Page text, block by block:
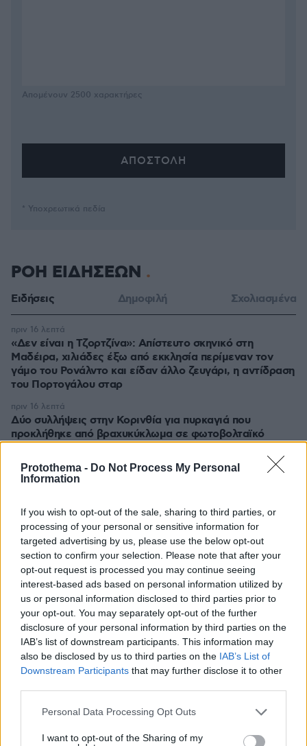
Protothema - Do Not Process My Personal
Information
If you wish to opt-out of the sale, sharing to third parties, or
processing of your personal or sensitive information for
targeted advertising by us, please use the below opt-out
section to confirm your selection. Please note that after your
opt-out request is processed you may continue seeing
interest-based ads based on personal information utilized by
us or personal information disclosed to third parties prior to
your opt-out. You may separately opt-out of the further
disclosure of your personal information by third parties on the
IAB’s list of downstream participants. This information may
also be disclosed by us to third parties on the IAB’s List of
Downstream Participants that may further disclose it to other
Please note that this website/app uses one or more Google
not limited to your visit or usage behaviour. You may click to
Personal Data Processing Opt Outs
I want to opt-out of the Sharing of my
Απομένουν 2500 χαρακτήρες
* Υποχρεωτικά πεδία
ΡΟΗ ΕΙΔΗΣΕΩΝ
Ειδήσεις Δημοφιλή Σχολιασμένα
«Δεν είναι η Τζορτζίνα»: Απίστευτο σκηνικό στη
Μαδέιρα, χιλιάδες έξω από εκκλησία περίμεναν τον
γάμο του Ρονάλντο και είδαν άλλο ζευγάρι, η αντίδραση
του Πορτογάλου σταρ
πριν 16 λεπτά
Δύο συλλήψεις στην Κορινθία για πυρκαγιά που
προκλήθηκε από βραχυκύκλωμα σε φωτοβολταϊκό
πριν 16 λεπτά
«Μαύρος χρυσός» $1 τρισ. πίσω από τη μάχη για τη
Τραμπ ετοιμάζεται να τρυπήσει τον πάγο χωρίς άδεια
πριν 19 λεπτά
Η επιστήμη πίσω από τα τέλεια παπουτσάκια
πριν 21 λεπτά
Τέσσερις τρόποι για να αποφύγετε το άγχος των
διακοπών
πριν 21 λεπτά
Κάλυμνος: Ένας οδηγός εμπειριών για το γαλήνιο νησί
της άγριας ομορφιάς
πριν 31 λεπτά
πανελλήνιο ρεκόρ από την Μπακογιάννη στα 100 μέτρα
με εμπόδια, δείτε βίντεο
πριν 34 λεπτά